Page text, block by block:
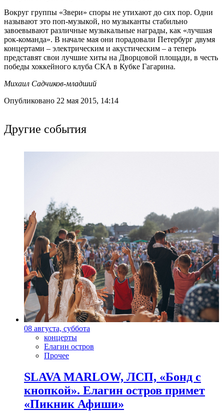
Вокруг группы «Звери» споры не утихают до сих пор. Одни
называют это поп-музыкой, но музыканты стабильно
завоевывают различные музыкальные награды, как «лучшая
рок-команда». В начале мая они порадовали Петербург двумя
концертами – электрическим и акустическим – а теперь
представят свои лучшие хиты на Дворцовой площади, в честь
победы хоккейного клуба СКА в Кубке Гагарина.
Михаил Садчиков-младший
Опубликовано 22 мая 2015, 14:14
Другие события
08 августа, суббота
концерты
Елагин остров
Прочее
SLAVA MARLOW, ЛСП, «Бонд с
кнопкой». Елагин остров примет
«Пикник Афиши»